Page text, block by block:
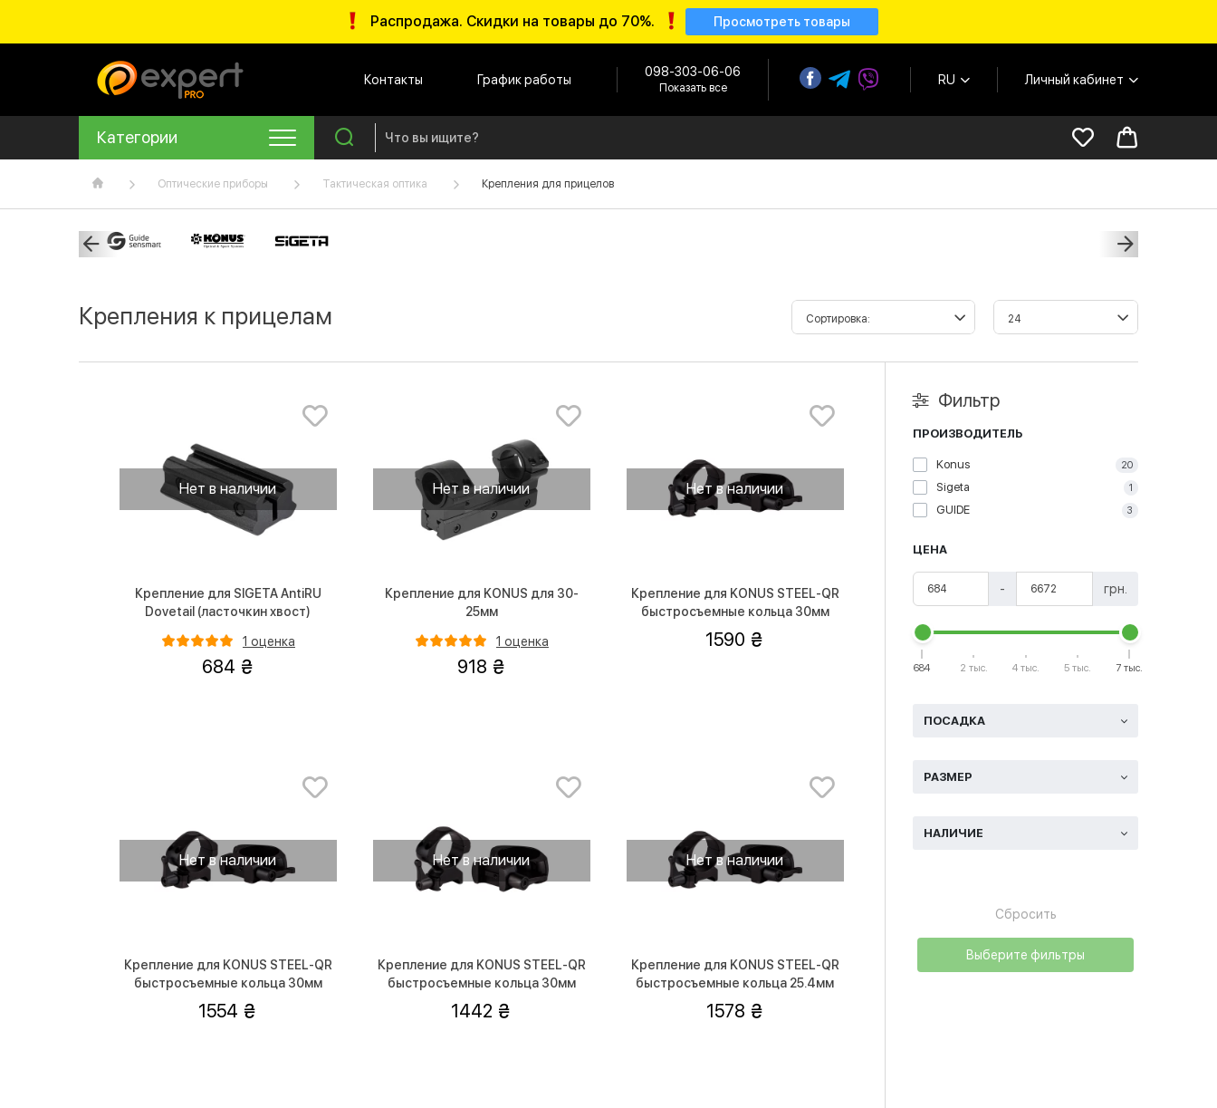
Распродажа. Скидки на товары до 70%. Просмотреть товары
Контакты График работы
098-303-06-06
Показать все
RU Личный кабинет
Категории
Оптические приборы Тактическая оптика Крепления для прицелов
Крепления к прицелам
Фильтр
ПРОИЗВОДИТЕЛЬ
Konus 20
Sigeta 1
GUIDE 3
ЦЕНА
- грн.
684 2 тыс. 4 тыс. 5 тыс. 7 тыс.
ПОСАДКА
РАЗМЕР
НАЛИЧИЕ
Сбросить
Выберите фильтры
Нет в наличии
Крепление для SIGETA AntiRU
Dovetail (ласточкин хвост)
1 оценка
684
Нет в наличии
Крепление для KONUS для 30-
25мм
1 оценка
918
Нет в наличии
Крепление для KONUS STEEL-QR
быстросъемные кольца 30мм
(средние)
1590
Нет в наличии
Крепление для KONUS STEEL-QR
быстросъемные кольца 30мм
(низкие)
1554
Нет в наличии
Крепление для KONUS STEEL-QR
быстросъемные кольца 30мм
(высокие)
1442
Нет в наличии
Крепление для KONUS STEEL-QR
быстросъемные кольца 25.4мм
(средние)
1578